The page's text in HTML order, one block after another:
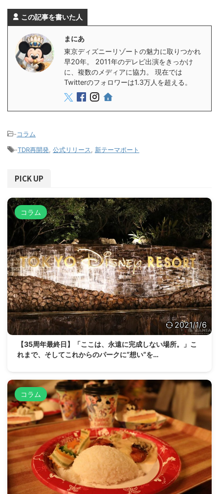
この記事を書いた人
まにあ
東京ディズニーリゾートの魅力に取りつかれ
早20年。 2011年のデレビ出演をきっかけ
に、複数のメディアに協力。 現在では
Twitterのフォロワーは1.3万人を超える。
-コラム
-TDR再開発, 公式リリース, 新テーマポート
PICK UP
コラム
2021/1/6
【35周年最終日】「ここは、永遠に完成しない場所。」こ
れまで、そしてこれからのパークに“想い”を…
コラム